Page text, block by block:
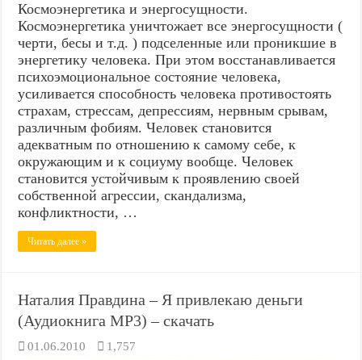
Космоэнергетика и энергосущности.
Космоэнергетика уничтожает все энергосущности (
черти, бесы и т.д. ) подселенные или проникшие в
энергетику человека. При этом восстанавливается
психоэмоциональное состояние человека,
усиливается способность человека противостоять
страхам, стрессам, депрессиям, нервным срывам,
различным фобиям. Человек становится
адекватным по отношению к самому себе, к
окружающим и к социуму вообще. Человек
становится устойчивым к проявлению своей
собственной агрессии, скандализма,
конфликтности, …
Читать далее »
Наталия Правдина – Я привлекаю деньги
(Аудиокнига MP3) – скачать
01.06.2010 1,757